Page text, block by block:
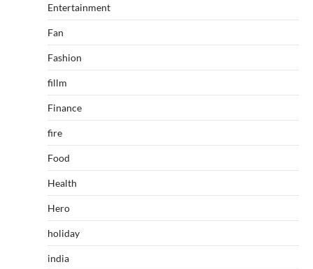
Entertainment
Fan
Fashion
fillm
Finance
fire
Food
Health
Hero
holiday
india